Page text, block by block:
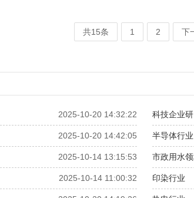
共15条 1 2 下
2025-10-20 14:32:22 科技企业
2025-10-20 14:42:05 半导体行业
2025-10-14 13:15:53 市政用水
2025-10-14 11:00:32 印染行业